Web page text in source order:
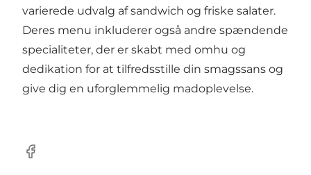
varierede udvalg af sandwich og friske salater.
Deres menu inkluderer også andre spændende
specialiteter, der er skabt med omhu og
dedikation for at tilfredsstille din smagssans og
give dig en uforglemmelig madoplevelse.
Facebook